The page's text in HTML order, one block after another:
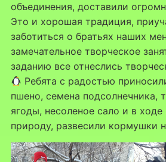
объединения, доставили
Это и хорошая традиция,
заботиться о братьях наших
замечательное творческое
заданию все отнеслись
Ребята с радостью
пшено, семена подсолнечника,
ягоды, несоленое сало и в ходе
природу, развесили кормушки